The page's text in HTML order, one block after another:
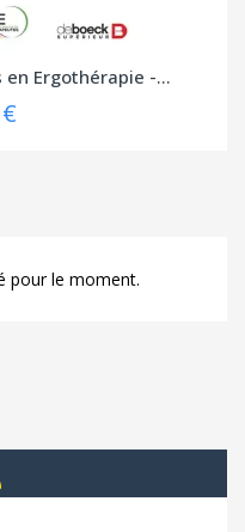
Ergothérapie -...
pour le moment.